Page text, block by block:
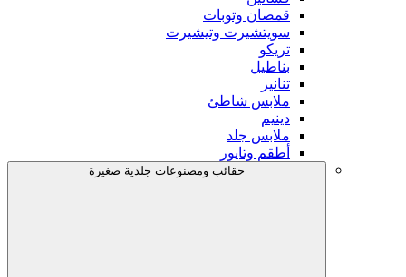
قمصان وتوبات
سويتشيرت وتيشيرت
تريكو
بناطيل
تنانير
ملابس شاطئ
دينيم
ملابس جلد
أطقم وتايور
حقائب ومصنوعات جلدية صغيرة